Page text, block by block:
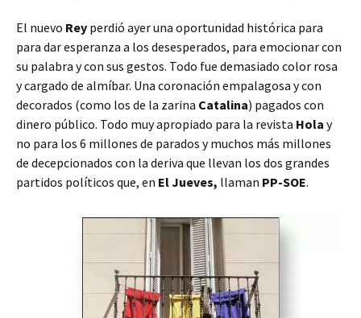
El nuevo Rey perdió ayer una oportunidad histórica para
para dar esperanza a los desesperados, para emocionar con
su palabra y con sus gestos. Todo fue demasiado color rosa
y cargado de almíbar. Una coronación empalagosa y con
decorados (como los de la zarina Catalina) pagados con
dinero público. Todo muy apropiado para la revista Hola y
no para los 6 millones de parados y muchos más millones
de decepcionados con la deriva que llevan los dos grandes
partidos políticos que, en El Jueves, llaman PP-SOE.